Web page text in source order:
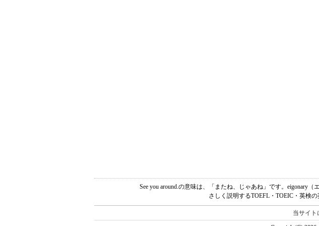
See you around.の意味は、「またね、じゃあね」です。eigonary
さしく説明するTOEFL・TOEIC・英検
当サイト